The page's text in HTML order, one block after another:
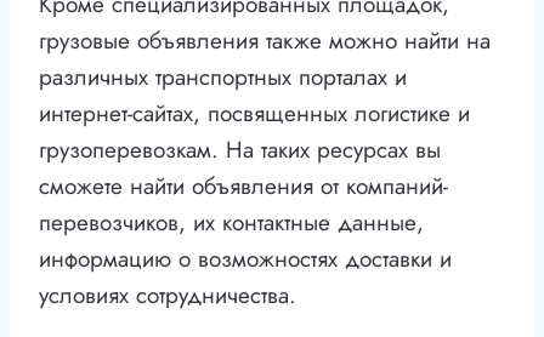
грузовые объявления также можно найти на
различных транспортных порталах и
интернет-сайтах, посвященных логистике и
грузоперевозкам. На таких ресурсах вы
сможете найти объявления от компаний-
перевозчиков, их контактные данные,
информацию о возможностях доставки и
условиях сотрудничества.